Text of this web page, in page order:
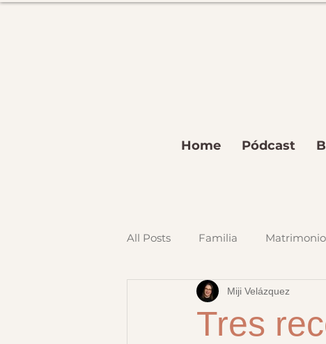
Home Pódcast
All Posts Familia Matrimonio
Tres
Miji Velázquez